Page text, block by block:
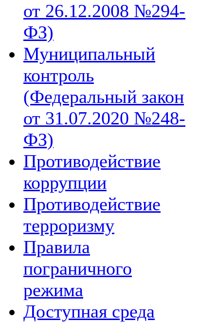
от 26.12.2008 №294-
ФЗ)
Муниципальный
контроль
(Федеральный закон
от 31.07.2020 №248-
ФЗ)
Противодействие
коррупции
Противодействие
терроризму
Правила
пограничного
режима
Доступная среда